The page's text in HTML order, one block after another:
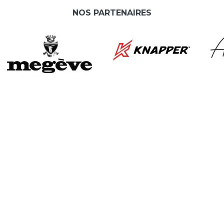
NOS PARTENAIRES